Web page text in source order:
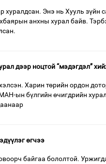
хуралдсан. Энэ нь Хууль зүйн
анхны хурал байв.
дээр ноцтой “мэдэгдэл”
Харин төрийн ордон
ын бүлгийн өчигдрийн
өгчээ
байгаа бололтой.